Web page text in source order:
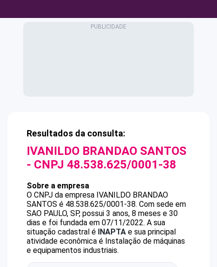
Resultados da consulta:
IVANILDO BRANDAO SANTOS
- CNPJ 48.538.625/0001-38
Sobre a empresa
O CNPJ da empresa IVANILDO BRANDAO
SANTOS é 48.538.625/0001-38. Com sede em
SAO PAULO, SP, possui 3 anos, 8 meses e 30
dias e foi fundada em 07/11/2022. A sua
situação cadastral é INAPTA e sua principal
atividade econômica é Instalação de máquinas
e equipamentos industriais.